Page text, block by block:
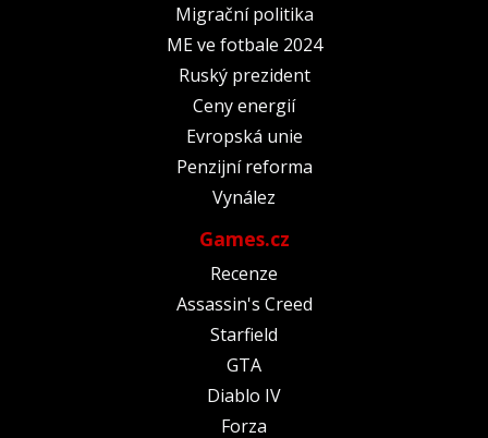
Migrační politika
ME ve fotbale 2024
Ruský prezident
Ceny energií
Evropská unie
Penzijní reforma
Vynález
Games.cz
Recenze
Assassin's Creed
Starfield
GTA
Diablo IV
Forza